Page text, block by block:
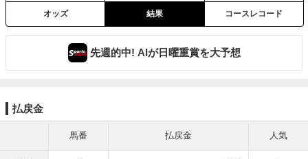
オッズ 結果 コースレコード
先週的中! AIが日曜重賞を大予想
払戻金
馬番 払戻金 人気